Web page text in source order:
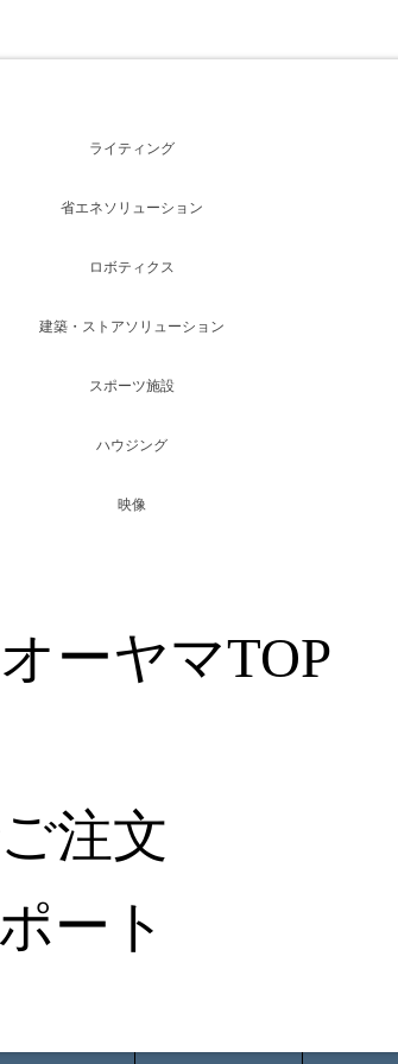
ーヤマTOP
注文
ート
ライティング
省エネソリューション
ロボティクス
建築・ストアソリューション
スポーツ施設
ハウジング
映像